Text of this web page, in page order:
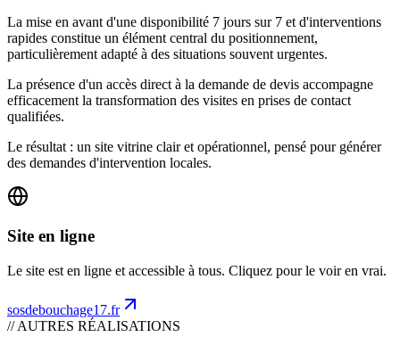
La mise en avant d'une disponibilité 7 jours sur 7 et d'interventions
rapides constitue un élément central du positionnement,
particulièrement adapté à des situations souvent urgentes.
La présence d'un accès direct à la demande de devis accompagne
efficacement la transformation des visites en prises de contact
qualifiées.
Le résultat : un site vitrine clair et opérationnel, pensé pour générer
des demandes d'intervention locales.
Site en ligne
Le site est en ligne et accessible à tous. Cliquez pour le voir en vrai.
sosdebouchage17.fr
// AUTRES RÉALISATIONS